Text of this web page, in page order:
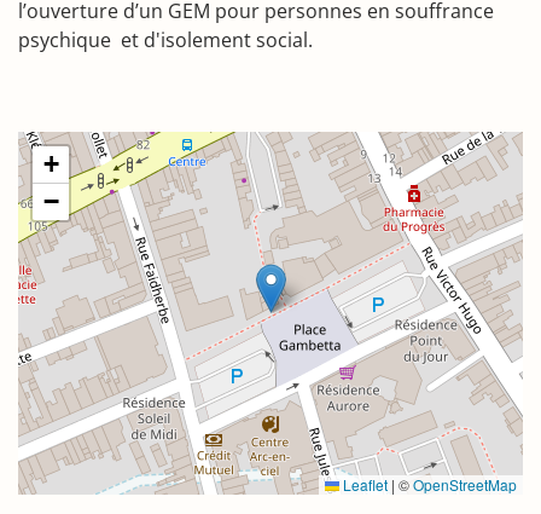
l’ouverture d’un GEM pour personnes en souffrance
psychique et d'isolement social.
+
−
Leaflet | ©OpenStreetMap